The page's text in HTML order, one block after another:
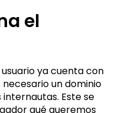
el
ya cuenta con
necesario un dominio
Este se
qué queremos